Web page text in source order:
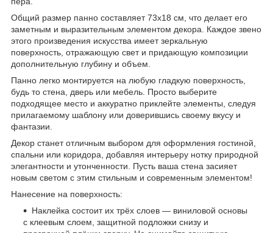
Общий размер панно составляет 73x18 см, что делает его
заметным и выразительным элементом декора. Каждое звено
этого произведения искусства имеет зеркальную
поверхность, отражающую свет и придающую композиции
дополнительную глубину и объем.
Панно легко монтируется на любую гладкую поверхность,
будь то стена, дверь или мебель. Просто выберите
подходящее место и аккуратно приклейте элементы, следуя
прилагаемому шаблону или доверившись своему вкусу и
фантазии.
Декор станет отличным выбором для оформления гостиной,
спальни или коридора, добавляя интерьеру нотку природной
элегантности и утонченности. Пусть ваша стена засияет
новым светом с этим стильным и современным элементом!
Нанесение на поверхность:
Наклейка состоит их трёх слоев — виниловой основы
с клеевым слоем, защитной подложки снизу и